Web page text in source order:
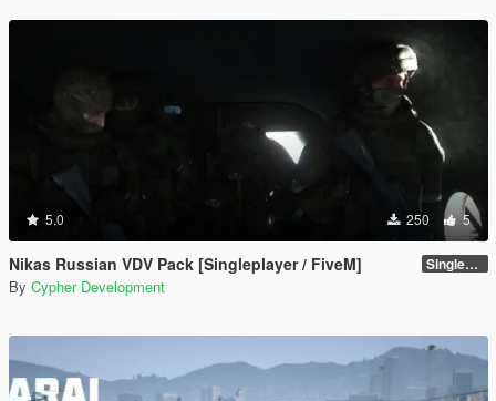
5.0 250 5
Nikas Russian VDV Pack [Singleplayer / FiveM] Singleplayer 1.0
By Cypher Development